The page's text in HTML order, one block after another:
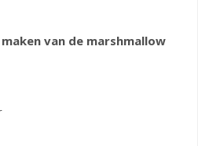
van de marshmallow